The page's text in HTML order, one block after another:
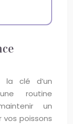
la clé d’un
routine
un
poissons